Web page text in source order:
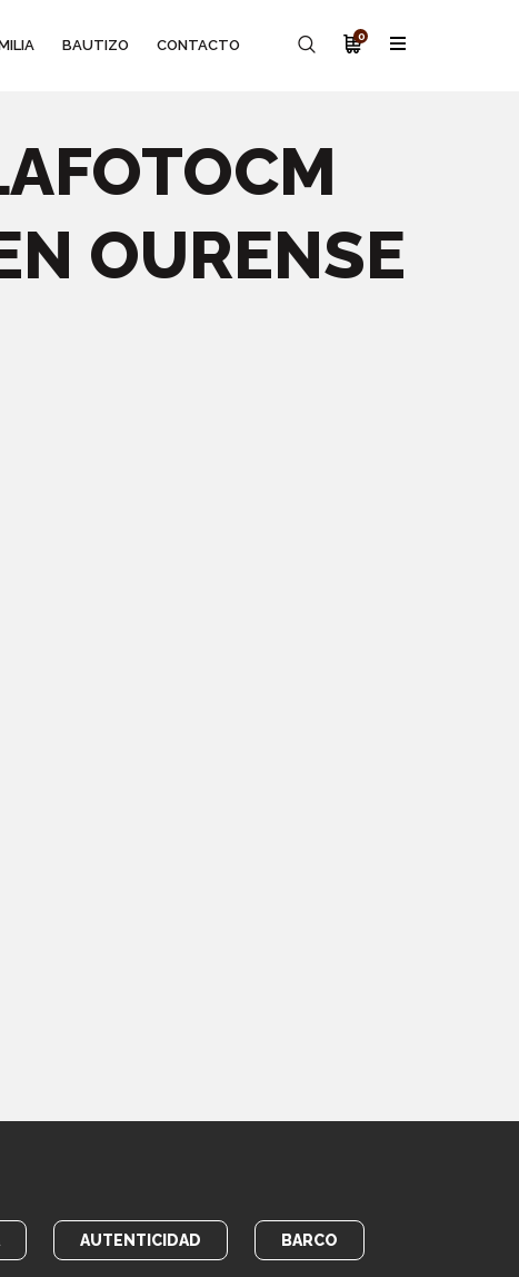
BAUTIZO CONTACTO
0
OURENSE
AUTENTICIDAD BARCO